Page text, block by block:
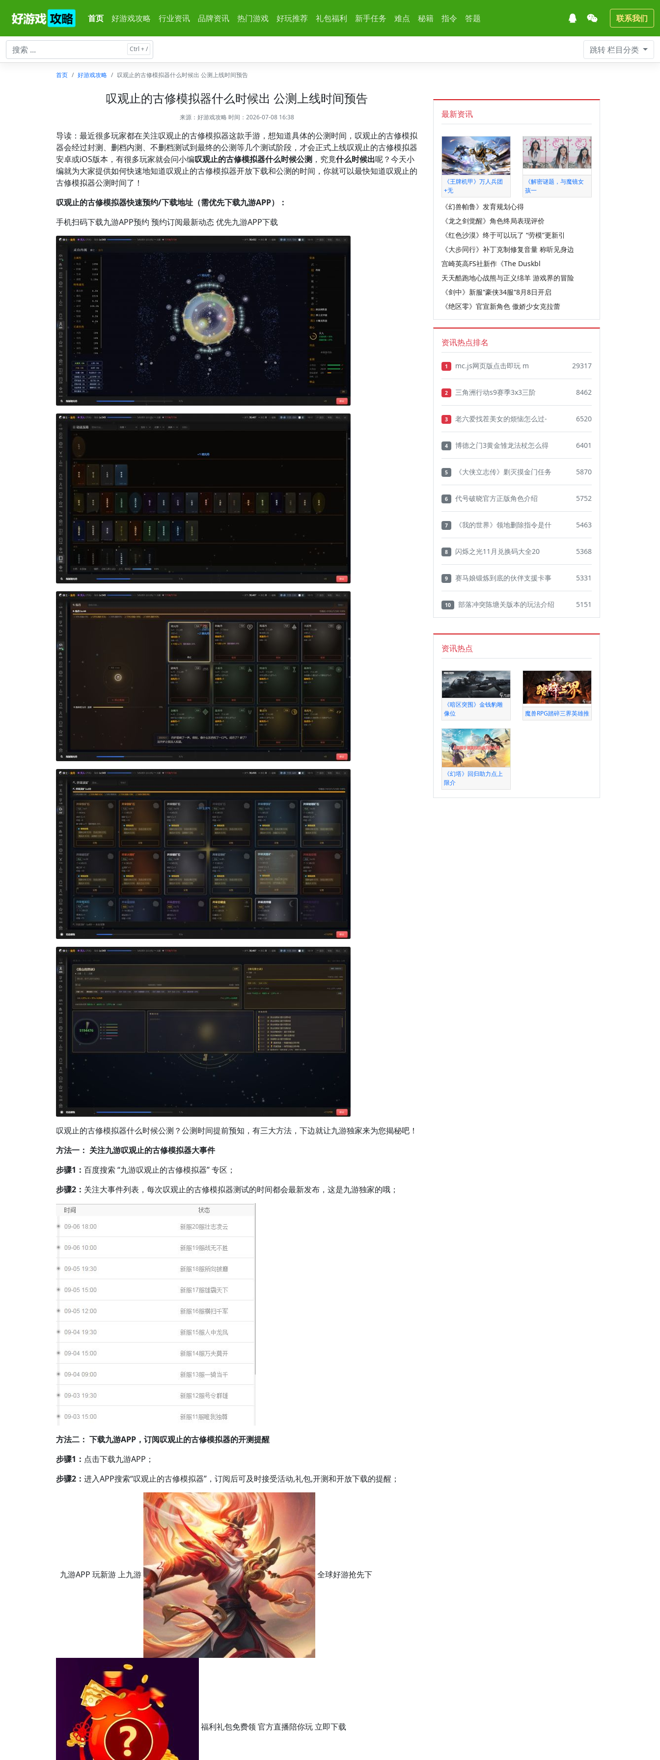
首页 好游戏攻略 行业资讯 品牌资讯 热门游戏 好玩推荐 礼包福利 新手任务 难点 秘籍 指令 答题 联系我们
跳转栏目分类
首页 好游戏攻略 叹观止的古修模拟器什么时候出 公测上线时间预告
叹观止的古修模拟器什么时候出 公测上线时间预告
来源： 好游戏攻略时间：2026-07-08 16:38
导读：最近很多玩家都在关注叹观止的古修模拟器这款手游，想知道具体的公测时间，叹观止的古修模拟
器会经过封测、删档内测、不删档测试到最终的公测等几个测试阶段，才会正式上线叹观止的古修模拟器
安卓或iOS版本，有很多玩家就会问小编叹观止的古修模拟器什么时候公测 ，究竟什么时候出呢？今天小
编就为大家提供如何快速地知道叹观止的古修模拟器开放下载和公测的时间，你就可以最快知道叹观止的
古修模拟器公测时间了！
叹观止的古修模拟器快速预约/下载地址（需优先下载九游APP）：
手机扫码下载九游APP预约 预约订阅最新动态 优先九游APP下载
叹观止的古修模拟器什么时候公测？公测时间提前预知，有三大方法，下边就让九游独家来为您揭秘吧！
方法一： 关注九游叹观止的古修模拟器大事件
步骤1： 百度搜索 “九游叹观止的古修模拟器” 专区；
步骤2： 关注大事件列表，每次叹观止的古修模拟器测试的时间都会最新发布，这是九游独家的哦；
方法二： 下载九游APP，订阅叹观止的古修模拟器的开测提醒
步骤1： 点击下载九游APP；
步骤2： 进入APP搜索“叹观止的古修模拟器”，订阅后可及时接受活动,礼包,开测和开放下载的提醒；
九游APP 玩新游 上九游 全球好游抢先下
福利礼包免费领 官方直播陪你玩 立即下载
最新资讯
《王牌机甲》万人兵团
+无
《解密谜题，与魔镜女
孩一
《幻兽帕鲁》发育规划心得
《龙之剑觉醒》角色终局表现评价
《红色沙漠》终于可以玩了 “劳模”更新引
《大步同行》补丁克制修复音量 称听见身边
宫崎英高FS社新作《The Duskbl
天天酷跑地心战熊与正义绵羊 游戏界的冒险
《剑中》新服“豪侠34服“8月8日开启
《绝区零》官宣新角色 傲娇少女克拉蕾
资讯热点排名
1 mc.js网页版点击即玩 m 29317
2 三角洲行动s9赛季3x3三阶 8462
3 老六爱找茬美女的烦恼怎么过- 6520
4 博德之门3黄金雏龙法杖怎么得 6401
5 《大侠立志传》剿灭摸金门任务 5870
6 代号破晓官方正版角色介绍 5752
7 《我的世界》领地删除指令是什 5463
8 闪烁之光11月兑换码大全20 5368
9 赛马娘锻炼到底的伙伴支援卡事 5331
10 部落冲突陈塘关版本的玩法介绍 5151
资讯热点
《暗区突围》金钱豹雕
像位
魔兽RPG踏碎三界英雄推
《幻塔》回归助力点上
限介